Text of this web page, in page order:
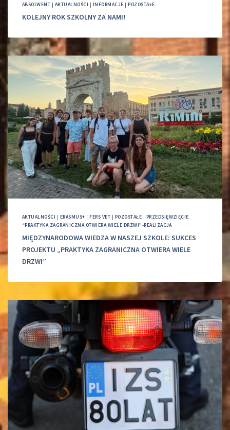
ABSOLWENT | AKTUALNOŚCI | INFORMACJE |POZOSTAŁE
KOLEJNY ROK SZKOLNY ZA NAMI!
AKTUALNOŚCI | ERASMUS+ |FERS VET | POZOSTAŁE | PRZEDSIĘWZIĘCIE
“PRAKTYKA ZAGRANICZNA OTWIERA WIELE DRZWI”-REALIZACJA
MIĘDZYNARODOWA WIEDZA W NASZEJ SZKOLE: SUKCES
PROJEKTU „PRAKTYKA ZAGRANICZNA OTWIERA WIELE
DRZWI”